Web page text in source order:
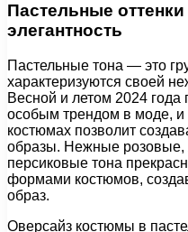
Пастельные
элегантность
Пастельные тона — это
характеризуются своей
Весной и летом 2024 года
особым трендом в моде, и
костюмах позволит
образы. Нежные
персиковые тона
формами костюмов,
образ.
Оверсайз костюмы в